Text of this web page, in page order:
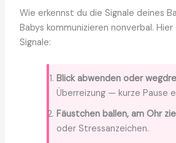
Wie erkennst du die Signale deines
Babys kommunizieren nonverbal.
Signale:
Blick abwenden oder
Überreizung — kurze Pause
Fäustchen ballen, am Ohr
oder Stressanzeichen.